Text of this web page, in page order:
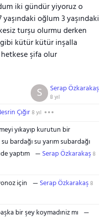
iki gündür yiyoruz o
oğlum 3 yaşındaki
turşu olurmu derken
kütür kütür inşalla
şifa olur
Serap Özkarakaş
8 yıl
S
Çığır8 yıl
yıkayıp kurutun bir
bardağı su yarım subardağı
yaptım
Serap Özkarakaş8
için Serap Özkarakaş8
bir şey koymadıniz mı